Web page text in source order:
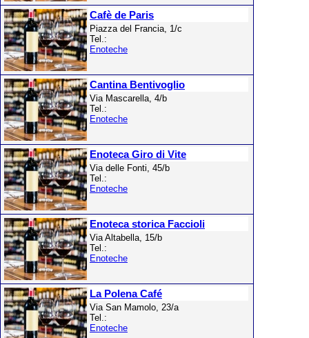
Cafè de Paris
Piazza del Francia, 1/c
Tel.:
Enoteche
Cantina Bentivoglio
Via Mascarella, 4/b
Tel.:
Enoteche
Enoteca Giro di Vite
Via delle Fonti, 45/b
Tel.:
Enoteche
Enoteca storica Faccioli
Via Altabella, 15/b
Tel.:
Enoteche
La Polena Café
Via San Mamolo, 23/a
Tel.:
Enoteche